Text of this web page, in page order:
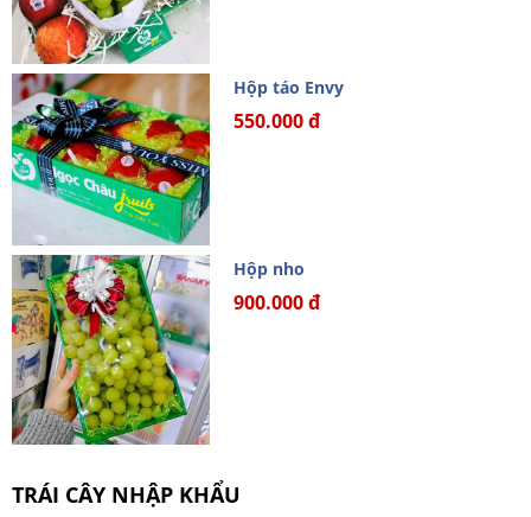
Hộp táo Envy
550.000 đ
Hộp nho
900.000 đ
TRÁI CÂY NHẬP KHẨU